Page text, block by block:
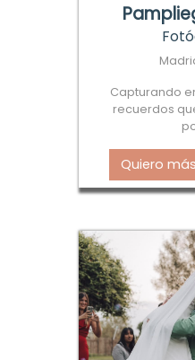
Capturando
recuerdos
Quiero